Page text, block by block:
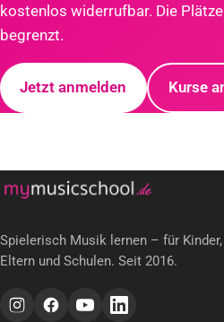
kostenlos widerrufbar. Die
begrenzt.
Jetzt anmelden Kurse
Spielerisch Musik lernen – für Kinder,
Eltern und Schulen. Seit 2016.